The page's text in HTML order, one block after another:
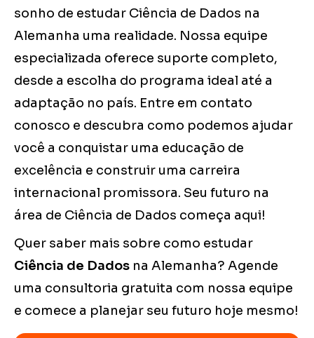
sonho de estudar Ciência de Dados na
Alemanha uma realidade. Nossa equipe
especializada oferece suporte completo,
desde a escolha do programa ideal até a
adaptação no país. Entre em contato
conosco e descubra como podemos ajudar
você a conquistar uma educação de
excelência e construir uma carreira
internacional promissora. Seu futuro na
área de Ciência de Dados começa aqui!
Quer saber mais sobre como estudar
Ciência de Dados na Alemanha? Agende
uma consultoria gratuita com nossa equipe
e comece a planejar seu futuro hoje mesmo!